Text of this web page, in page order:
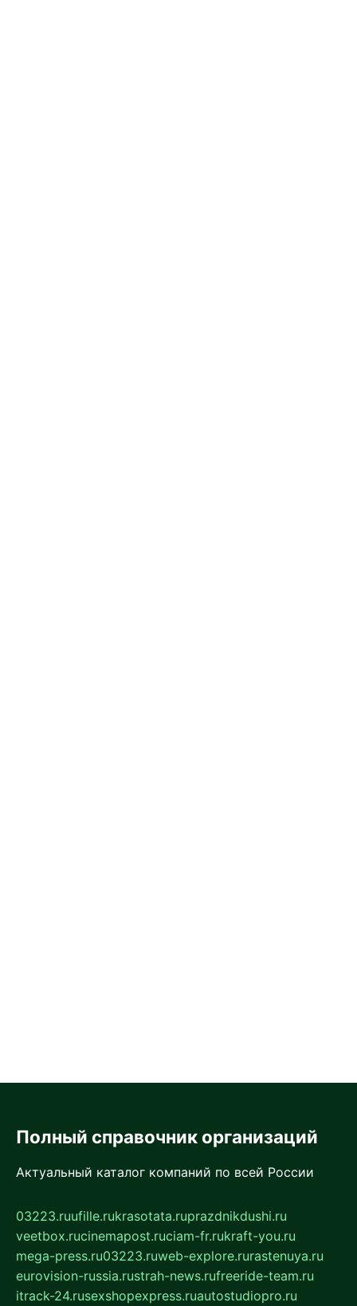
Полный справочник организаций
Актуальный каталог компаний по всей России
03223.ruufille.rukrasotata.ruprazdnikdushi.ru
veetbox.rucinemapost.ruciam-fr.rukraft-you.ru
mega-press.ru03223.ruweb-explore.rurastenuya.ru
eurovision-russia.rustrah-news.rufreeride-team.ru
itrack-24.rusexshopexpress.ruautostudiopro.ru